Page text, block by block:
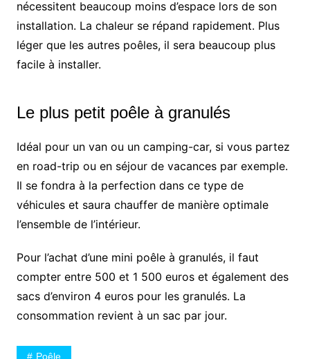
nécessitent beaucoup moins d’espace lors de son
installation. La chaleur se répand rapidement. Plus
léger que les autres poêles, il sera beaucoup plus
facile à installer.
Le plus petit poêle à granulés
Idéal pour un van ou un camping-car, si vous partez
en road-trip ou en séjour de vacances par exemple.
Il se fondra à la perfection dans ce type de
véhicules et saura chauffer de manière optimale
l’ensemble de l’intérieur.
Pour l’achat d’une mini poêle à granulés, il faut
compter entre 500 et 1 500 euros et également des
sacs d’environ 4 euros pour les granulés. La
consommation revient à un sac par jour.
Poêle